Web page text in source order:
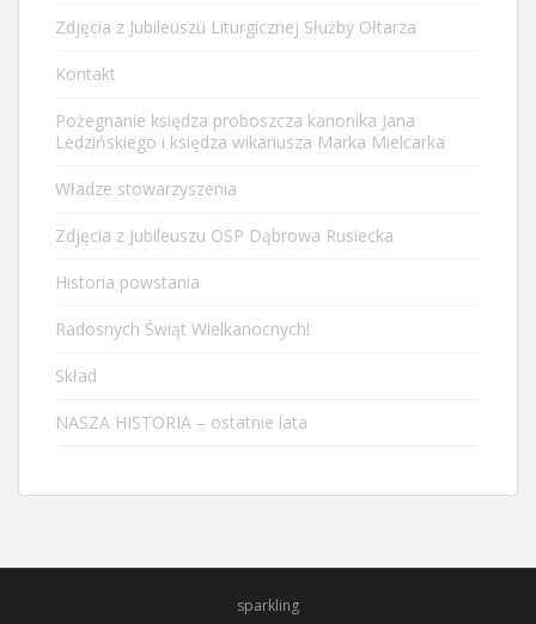
Zdjęcia z Jubileuszu Liturgicznej Służby Ołtarza
Kontakt
Pożegnanie księdza proboszcza kanonika Jana
Ledzińskiego i księdza wikariusza Marka Mielcarka
Władze stowarzyszenia
Zdjęcia z Jubileuszu OSP Dąbrowa Rusiecka
Historia powstania
Radosnych Świąt Wielkanocnych!
Skład
NASZA HISTORIA – ostatnie lata
sparkling